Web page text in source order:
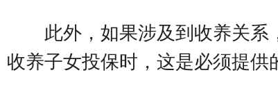
此外，如果涉及到收养关
收养子女投保时，这是必须提供